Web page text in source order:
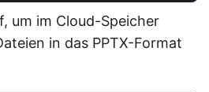
um im Cloud-Speicher
in das PPTX-Format